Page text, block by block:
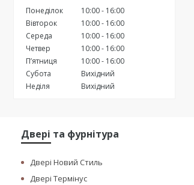
Понеділок 10:00
16:00
Вівторок
10:00
16:00
Середа
10:00
16:00
Четвер
10:00
16:00
Пʼятниця
10:00
16:00
Субота
Вихідний
Неділя
Вихідний
Двері та фурнітура
Двері Новий Стиль
Двері Термінус